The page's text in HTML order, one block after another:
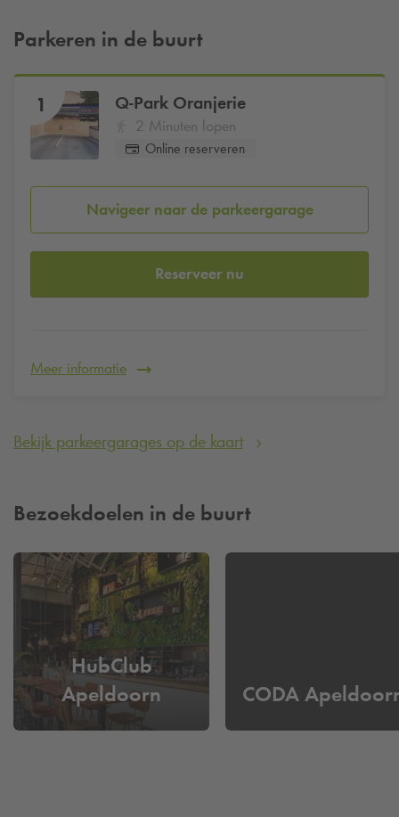
Parkeren in de buurt
1 Q-Park Oranjerie
2 Minuten lopen
Online reserveren
Navigeer naar de parkeergarage
Reserveer nu
Meer informatie
Bekijk parkeergarages op de kaart
Bezoekdoelen in de buurt
HubClub
Apeldoorn
CODA